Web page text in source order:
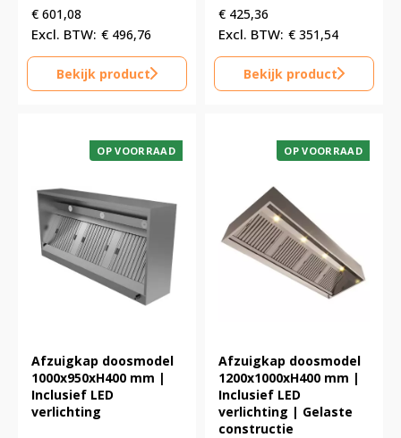
€ 601,08
€ 496,76
Bekijk product
€ 425,36
€ 351,54
Bekijk product
OP VOORRAAD
Afzuigkap doosmodel
1000x950xH400 mm |
Inclusief LED
verlichting
OP VOORRAAD
Afzuigkap doosmodel
1200x1000xH400 mm |
Inclusief LED
verlichting | Gelaste
constructie